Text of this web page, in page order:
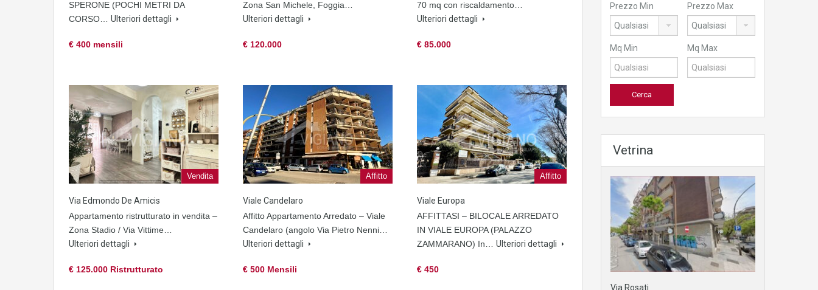
SPERONE (POCHI METRI DA
CORSO… Ulteriori dettagli
€ 400 mensili
Zona San Michele, Foggia…
Ulteriori dettagli
€ 120.000
70 mq con riscaldamento…
Ulteriori dettagli
€ 85.000
Vendita
Via Edmondo De Amicis
Appartamento ristrutturato in vendita –
Zona Stadio / Via Vittime…
Ulteriori dettagli
€ 125.000 Ristrutturato
Affitto
Viale Candelaro
Affitto Appartamento Arredato – Viale
Candelaro (angolo Via Pietro Nenni…
Ulteriori dettagli
€ 500 Mensili
Affitto
Viale Europa
AFFITTASI – BILOCALE ARREDATO
IN VIALE EUROPA (PALAZZO
ZAMMARANO) In… Ulteriori dettagli
€ 450
Prezzo Min Prezzo Max
Mq Min Mq Max
Vetrina
Via Rosati